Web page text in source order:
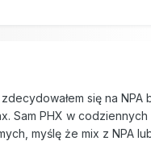
się na
Sam PHX w
myślę że mix z NPA